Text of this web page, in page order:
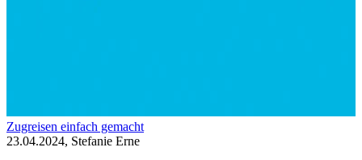
Zugreisen einfach gemacht
23.04.2024, Stefanie Erne